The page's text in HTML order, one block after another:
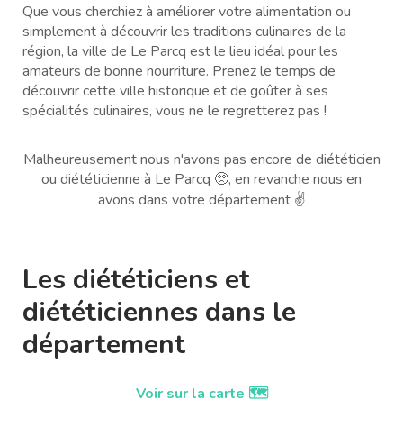
Que vous cherchiez à améliorer votre alimentation ou
simplement à découvrir les traditions culinaires de la
région, la ville de Le Parcq est le lieu idéal pour les
amateurs de bonne nourriture. Prenez le temps de
découvrir cette ville historique et de goûter à ses
spécialités culinaires, vous ne le regretterez pas !
Malheureusement nous n'avons pas encore de diététicien
ou diététicienne à Le Parcq 🥺, en revanche nous en
avons dans votre département ✌️
Les diététiciens et
diététiciennes dans le
département
Voir sur la carte 🗺️